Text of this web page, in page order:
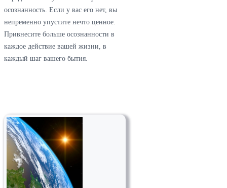
осознанность. Если у вас его нет, вы
непременно упустите нечто ценное.
Привнесите больше осознанности в
каждое действие вашей жизни, в
каждый шаг вашего бытия.